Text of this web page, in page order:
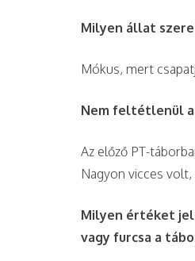
Milyen állat
Mókus, mert
Nem feltétlenül
Az előző PT-
Nagyon vicces
Milyen értéket
vagy furcsa a